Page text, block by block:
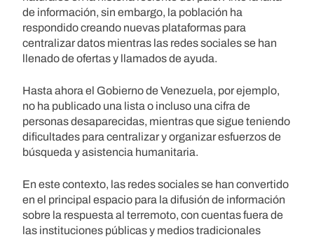
de información, sin embargo, la población ha
respondido creando nuevas plataformas para
centralizar datos mientras las redes sociales se han
llenado de ofertas y llamados de ayuda.
Hasta ahora el Gobierno de Venezuela, por ejemplo,
no ha publicado una lista o incluso una cifra de
personas desaparecidas, mientras que sigue teniendo
dificultades para centralizar y organizar esfuerzos de
búsqueda y asistencia humanitaria.
En este contexto, las redes sociales se han convertido
en el principal espacio para la difusión de información
sobre la respuesta al terremoto, con cuentas fuera de
las instituciones públicas y medios tradicionales